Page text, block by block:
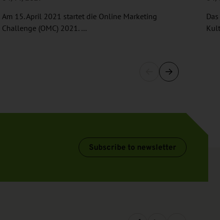
Am 15. April 2021 startet die Online Marketing
Challenge (OMC) 2021. …
Subscribe to newsletter